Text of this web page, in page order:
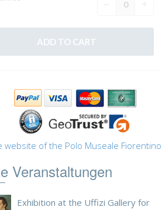
website of the Polo Museale Fiorentino
Veranstaltungen
Exhibition at the Uffizi Gallery for